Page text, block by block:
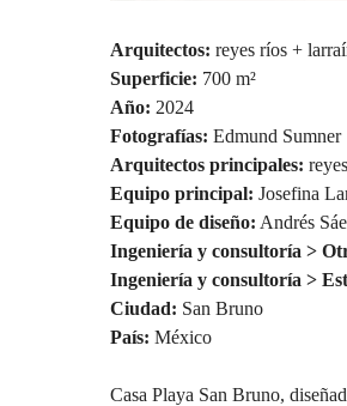
Arquitectos: reyes ríos +
Superficie: 700 m²
Año: 2024
Fotografías: Edmund Sumner
Arquitectos principales:
Equipo principal: Josefina
Equipo de diseño: Andrés
Ingeniería y consultoría >
Ingeniería y consultoría >
Ciudad: San Bruno
País: México
Casa Playa San Bruno,